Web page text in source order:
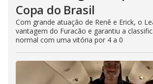
Copa do Brasil
Com grande atuação de Renê e Erick, o
vantagem do Furacão e garantiu a
normal com uma vitória por 4 a 0